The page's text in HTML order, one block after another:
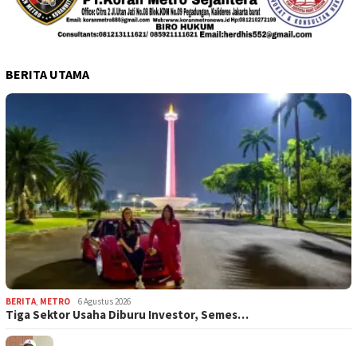
BERITA UTAMA
BERITA, METRO 6 Agustus 2026
Tiga Sektor Usaha Diburu Investor, Semes…